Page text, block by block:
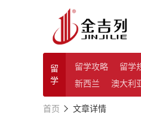
留
学
留学攻略 留学
新西兰
澳大利
首页 文章详情